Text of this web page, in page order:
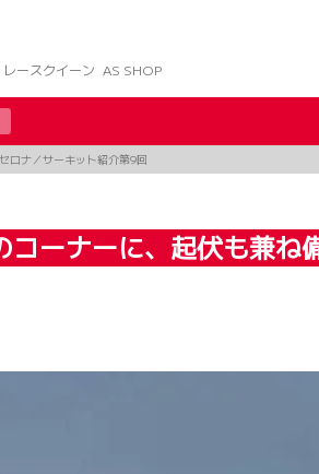
レースクイーン AS SHOP
ロナ／サーキット紹介第9回
ーナーに、起伏も兼